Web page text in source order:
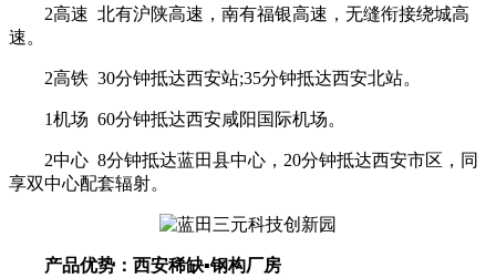
2高速 北有沪陕高速，南有福银高速，无缝衔接绕城高
速。
2高铁 30分钟抵达西安站;35分钟抵达西安北站。
1机场 60分钟抵达西安咸阳国际机场。
2中心 8分钟抵达蓝田县中心，20分钟抵达西安市区，同
享双中心配套辐射。
产品优势：西安稀缺▪钢构厂房